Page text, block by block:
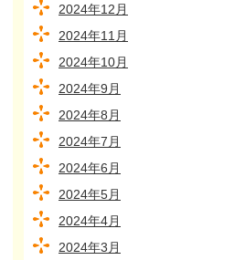
2024年12月
2024年11月
2024年10月
2024年9月
2024年8月
2024年7月
2024年6月
2024年5月
2024年4月
2024年3月